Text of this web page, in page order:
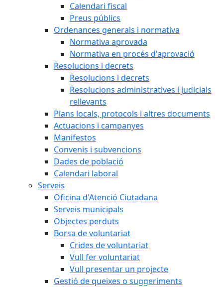
Calendari fiscal
Preus públics
Ordenances generals i normativa
Normativa aprovada
Normativa en procés d'aprovació
Resolucions i decrets
Resolucions i decrets
Resolucions administratives i judicials
rellevants
Plans locals, protocols i altres documents
Actuacions i campanyes
Manifestos
Convenis i subvencions
Dades de població
Calendari laboral
Serveis
Oficina d'Atenció Ciutadana
Serveis municipals
Objectes perduts
Borsa de voluntariat
Crides de voluntariat
Vull fer voluntariat
Vull presentar un projecte
Gestió de queixes o suggeriments